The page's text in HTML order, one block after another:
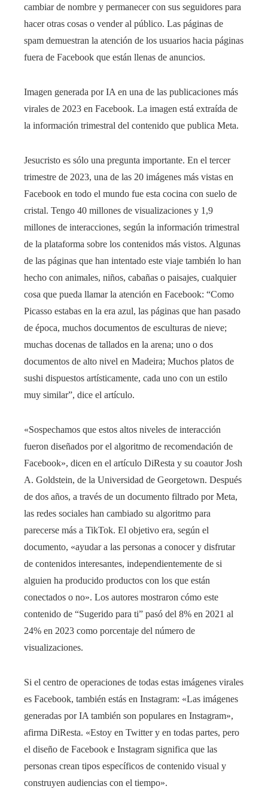
cambiar de nombre y permanecer con sus seguidores para
hacer otras cosas o vender al público. Las páginas de
spam demuestran la atención de los usuarios hacia páginas
fuera de Facebook que están llenas de anuncios.
Imagen generada por IA en una de las publicaciones más
virales de 2023 en Facebook. La imagen está extraída de
la información trimestral del contenido que publica Meta.
Jesucristo es sólo una pregunta importante. En el tercer
trimestre de 2023, una de las 20 imágenes más vistas en
Facebook en todo el mundo fue esta cocina con suelo de
cristal. Tengo 40 millones de visualizaciones y 1,9
millones de interacciones, según la información trimestral
de la plataforma sobre los contenidos más vistos. Algunas
de las páginas que han intentado este viaje también lo han
hecho con animales, niños, cabañas o paisajes, cualquier
cosa que pueda llamar la atención en Facebook: “Como
Picasso estabas en la era azul, las páginas que han pasado
de época, muchos documentos de esculturas de nieve;
muchas docenas de tallados en la arena; uno o dos
documentos de alto nivel en Madeira; Muchos platos de
sushi dispuestos artísticamente, cada uno con un estilo
muy similar”, dice el artículo.
«Sospechamos que estos altos niveles de interacción
fueron diseñados por el algoritmo de recomendación de
Facebook», dicen en el artículo DiResta y su coautor Josh
A. Goldstein, de la Universidad de Georgetown. Después
de dos años, a través de un documento filtrado por Meta,
las redes sociales han cambiado su algoritmo para
parecerse más a TikTok. El objetivo era, según el
documento, «ayudar a las personas a conocer y disfrutar
de contenidos interesantes, independientemente de si
alguien ha producido productos con los que están
conectados o no». Los autores mostraron cómo este
contenido de “Sugerido para ti” pasó del 8% en 2021 al
24% en 2023 como porcentaje del número de
visualizaciones.
Si el centro de operaciones de todas estas imágenes virales
es Facebook, también estás en Instagram: «Las imágenes
generadas por IA también son populares en Instagram»,
afirma DiResta. «Estoy en Twitter y en todas partes, pero
el diseño de Facebook e Instagram significa que las
personas crean tipos específicos de contenido visual y
construyen audiencias con el tiempo».